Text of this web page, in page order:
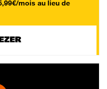
mois au lieu de